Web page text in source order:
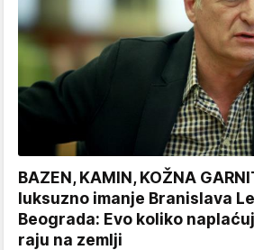
BAZEN, KAMIN, KOŽNA
luksuzno imanje Branislava
Beograda: Evo koliko
raju na zemlji